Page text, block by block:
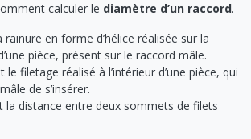
PRESSION
calculer le diamètre d’un raccord.
rainure en forme d’hélice réalisée sur la
pièce, présent sur le raccord mâle.
le filetage réalisé à l’intérieur d’une pièce, qui
de s’insérer.
la distance entre deux sommets de filets